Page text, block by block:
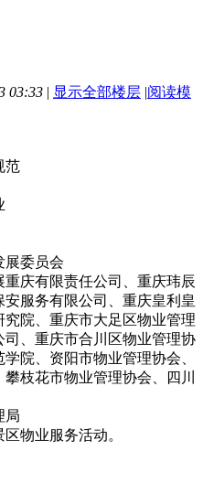
03:33 | 显示全部楼层 |阅读模
范
展委员会
庆有限责任公司、重庆玮辰
服务有限公司、重庆皇利皇
院、重庆市大足区物业管理
、重庆市合川区物业管理协
院、资阳市物业管理协会、
枝花市物业管理协会、四川
局
物业服务活动。